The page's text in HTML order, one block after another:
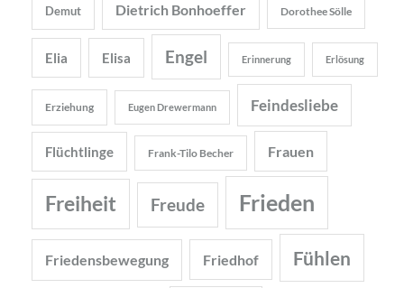
Demut Dietrich Bonhoeffer Dorothee Sölle
Elia Elisa Engel Erinnerung Erlösung
Erziehung Eugen Drewermann Feindesliebe
Flüchtlinge Frank-Tilo Becher Frauen
Freiheit Freude Frieden
Friedensbewegung Friedhof Fühlen